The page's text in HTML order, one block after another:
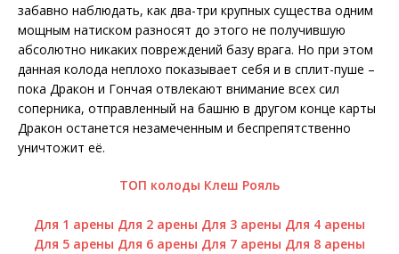
забавно наблюдать, как два-три крупных существа одним
мощным натиском разносят до этого не получившую
абсолютно никаких повреждений базу врага. Но при этом
данная колода неплохо показывает себя и в сплит-пуше –
пока Дракон и Гончая отвлекают внимание всех сил
соперника, отправленный на башню в другом конце карты
Дракон останется незамеченным и беспрепятственно
уничтожит её.
ТОП колоды Клеш Рояль
Для 1 арены Для 2 арены Для 3 арены Для 4 арены
Для 5 арены Для 6 арены Для 7 арены Для 8 арены